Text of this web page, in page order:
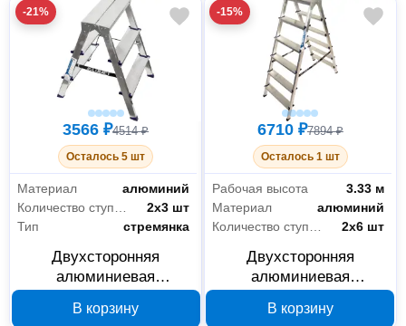
-21%
3566 ₽4514 ₽
Осталось 5 шт
Материал
алюминий
2х3 шт
Тип
стремянка
Двухсторонняя
алюминиевая
AD7203
В корзину
-15%
6710 ₽7894 ₽
Осталось 1 шт
Рабочая высота
3.33 м
Материал
алюминий
2х6 шт
Двухсторонняя
алюминиевая
AD7206
В корзину